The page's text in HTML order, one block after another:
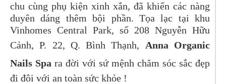
chu cùng phụ kiện xinh xắn, đã khiến các nàng
duyên dáng thêm bội phần. Tọa lạc tại khu
Vinhomes Central Park, số 208 Nguyễn Hữu
Cảnh, P. 22, Q. Bình Thạnh, Anna Organic
Nails Spa ra đời với sứ mệnh chăm sóc sắc đẹp
đi đôi với an toàn sức khỏe !